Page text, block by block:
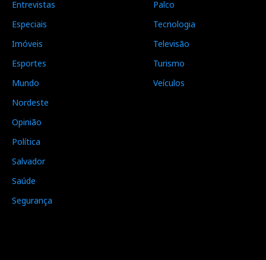
Entrevistas
Especiais
Imóveis
Esportes
Mundo
Nordeste
Opinião
Política
Salvador
Saúde
Segurança
Palco
Tecnologia
Televisão
Turismo
Veículos